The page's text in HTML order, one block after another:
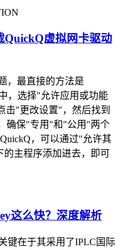
QuickQ虚拟网卡驱动
，最直接的方法是
，选择"允许应用或功能
击"更改设置"，然后找到
确保"专用"和"公用"两个
，可以通过"允许其
主程序添加进去，即可
这么快？深度解析
键在于其采用了IPLC国际